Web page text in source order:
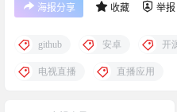
海报分享 收藏 举报
github 安卓 开
电视直播 直播应用